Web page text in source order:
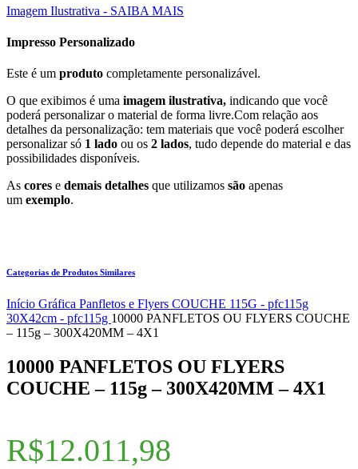
Imagem Ilustrativa - SAIBA MAIS
Impresso Personalizado
Este é um produto completamente personalizável.
O que exibimos é uma imagem ilustrativa, indicando que você
poderá personalizar o material de forma livre.Com relação aos
detalhes da personalização: tem materiais que você poderá escolher
personalizar só 1 lado ou os 2 lados, tudo depende do material e das
possibilidades disponíveis.
As cores e demais detalhes que utilizamos são apenas
um exemplo.
Categorias de Produtos Similares
Início Gráfica Panfletos e Flyers COUCHE 115G - pfc115g
30X42cm - pfc115g 10000 PANFLETOS OU FLYERS COUCHE
– 115g – 300X420MM – 4X1
10000 PANFLETOS OU FLYERS
COUCHE – 115g – 300X420MM – 4X1
R$12.011,98